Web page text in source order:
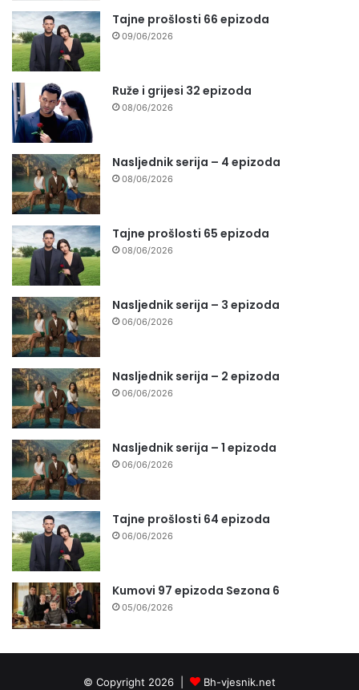
Tajne prošlosti 66 epizoda
09/06/2026
Ruže i grijesi 32 epizoda
08/06/2026
Nasljednik serija – 4 epizoda
08/06/2026
Tajne prošlosti 65 epizoda
08/06/2026
Nasljednik serija – 3 epizoda
06/06/2026
Nasljednik serija – 2 epizoda
06/06/2026
Nasljednik serija – 1 epizoda
06/06/2026
Tajne prošlosti 64 epizoda
06/06/2026
Kumovi 97 epizoda Sezona 6
05/06/2026
© Copyright 2026 | Bh-vjesnik.net